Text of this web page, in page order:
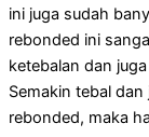
ini juga sudah
rebonded ini
ketebalan dan
Semakin tebal
rebonded, maka